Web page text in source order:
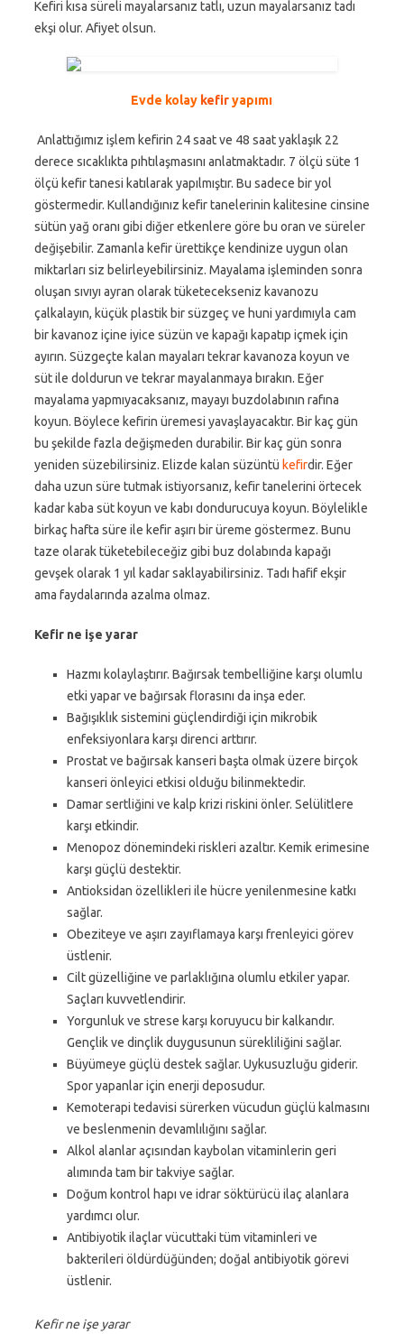
Kefiri kısa süreli mayalarsanız tatlı, uzun mayalarsanız tadı
ekşi olur. Afiyet olsun.
Evde kolay kefiryapımı
Anlattığımız işlem kefirin 24 saat ve 48 saat yaklaşık 22
derece sıcaklıkta pıhtılaşmasını anlatmaktadır. 7 ölçü süte 1
ölçü kefir tanesi katılarak yapılmıştır. Bu sadece bir yol
göstermedir. Kullandığınız kefir tanelerinin kalitesine cinsine
sütün yağ oranı gibi diğer etkenlere göre bu oran ve süreler
değişebilir. Zamanla kefir ürettikçe kendinize uygun olan
miktarları siz belirleyebilirsiniz. Mayalama işleminden sonra
oluşan sıvıyı ayran olarak tüketecekseniz kavanozu
çalkalayın, küçük plastik bir süzgeç ve huni yardımıyla cam
bir kavanoz içine iyice süzün ve kapağı kapatıp içmek için
ayırın. Süzgeçte kalan mayaları tekrar kavanoza koyun ve
süt ile doldurun ve tekrar mayalanmaya bırakın. Eğer
mayalama yapmıyacaksanız, mayayı buzdolabının rafına
koyun. Böylece kefirin üremesi yavaşlayacaktır. Bir kaç gün
bu şekilde fazla değişmeden durabilir. Bir kaç gün sonra
yeniden süzebilirsiniz. Elizde kalan süzüntü kefirdir. Eğer
daha uzun süre tutmak istiyorsanız, kefir tanelerini örtecek
kadar kaba süt koyun ve kabı dondurucuya koyun. Böylelikle
birkaç hafta süre ile kefir aşırı bir üreme göstermez. Bunu
taze olarak tüketebileceğiz gibi buz dolabında kapağı
gevşek olarak 1 yıl kadar saklayabilirsiniz. Tadı hafif ekşir
ama faydalarında azalma olmaz.
Kefir ne işe yarar
Hazmı kolaylaştırır. Bağırsak tembelliğine karşı olumlu
etki yapar ve bağırsak florasını da inşa eder.
Bağışıklık sistemini güçlendirdiği için mikrobik
enfeksiyonlara karşı direnci arttırır.
Prostat ve bağırsak kanseri başta olmak üzere birçok
kanseri önleyici etkisi olduğu bilinmektedir.
Damar sertliğini ve kalp krizi riskini önler. Selülitlere
karşı etkindir.
Menopoz dönemindeki riskleri azaltır. Kemik erimesine
karşı güçlü destektir.
Antioksidan özellikleri ile hücre yenilenmesine katkı
sağlar.
Obeziteye ve aşırı zayıflamaya karşı frenleyici görev
üstlenir.
Cilt güzelliğine ve parlaklığına olumlu etkiler yapar.
Saçları kuvvetlendirir.
Yorgunluk ve strese karşı koruyucu bir kalkandır.
Gençlik ve dinçlik duygusunun sürekliliğini sağlar.
Büyümeye güçlü destek sağlar. Uykusuzluğu giderir.
Spor yapanlar için enerji deposudur.
Kemoterapi tedavisi sürerken vücudun güçlü kalmasını
ve beslenmenin devamlılığını sağlar.
Alkol alanlar açısından kaybolan vitaminlerin geri
alımında tam bir takviye sağlar.
Doğum kontrol hapı ve idrar söktürücü ilaç alanlara
yardımcı olur.
Antibiyotik ilaçlar vücuttaki tüm vitaminleri ve
bakterileri öldürdüğünden; doğal antibiyotik görevi
üstlenir.
Kefir ne işe yarar